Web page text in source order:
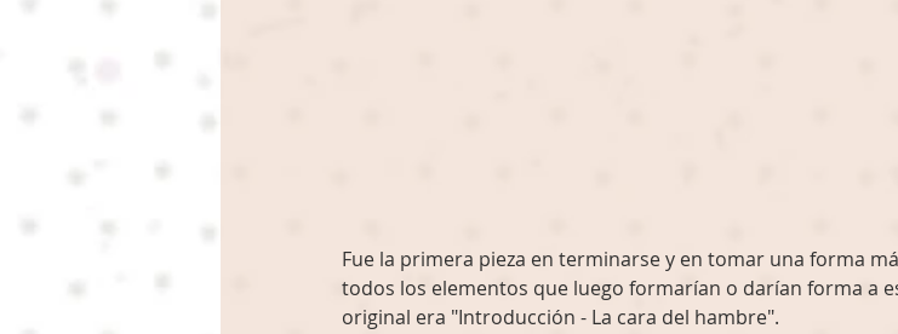
Fue la primera pieza en terminarse y en tomar una forma
todos los elementos que luego formarían o darían forma a
original era "Introducción - La cara del hambre".